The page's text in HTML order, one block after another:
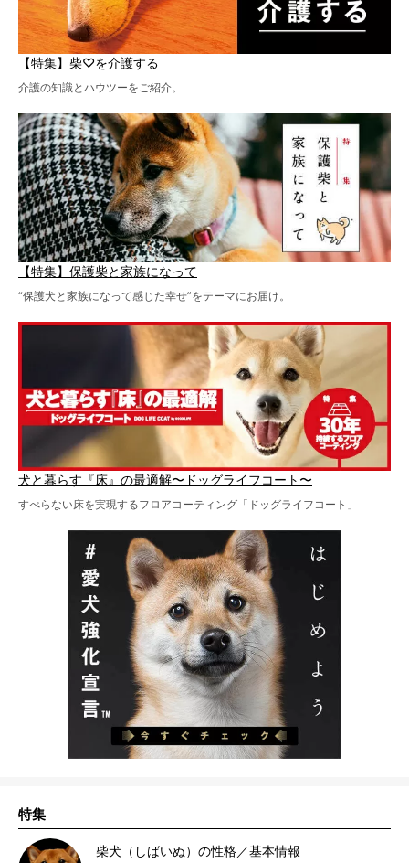
【特集】柴♡を介護する
介護の知識とハウツーをご紹介。
【特集】保護柴と家族になって
“保護犬と家族になって感じた幸せ”をテーマにお届け。
犬と暮らす『床』の最適解〜ドッグライフコート〜
すべらない床を実現するフロアコーティング「ドッグライフコート」
特集
柴犬（しばいぬ）の性格／基本情報